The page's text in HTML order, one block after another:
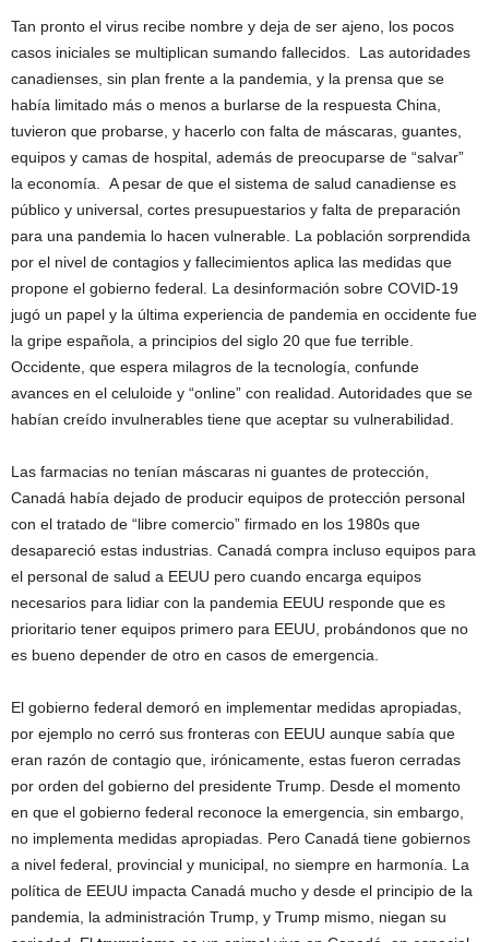
Tan pronto el virus recibe nombre y deja de ser ajeno, los pocos
casos iniciales se multiplican sumando fallecidos. Las autoridades
canadienses, sin plan frente a la pandemia, y la prensa que se
había limitado más o menos a burlarse de la respuesta China,
tuvieron que probarse, y hacerlo con falta de máscaras, guantes,
equipos y camas de hospital, además de preocuparse de “salvar”
la economía. A pesar de que el sistema de salud canadiense es
público y universal, cortes presupuestarios y falta de preparación
para una pandemia lo hacen vulnerable. La población sorprendida
por el nivel de contagios y fallecimientos aplica las medidas que
propone el gobierno federal. La desinformación sobre COVID-19
jugó un papel y la última experiencia de pandemia en occidente fue
la gripe española, a principios del siglo 20 que fue terrible.
Occidente, que espera milagros de la tecnología, confunde
avances en el celuloide y “online” con realidad. Autoridades que se
habían creído invulnerables tiene que aceptar su vulnerabilidad.
Las farmacias no tenían máscaras ni guantes de protección,
Canadá había dejado de producir equipos de protección personal
con el tratado de “libre comercio” firmado en los 1980s que
desapareció estas industrias. Canadá compra incluso equipos para
el personal de salud a EEUU pero cuando encarga equipos
necesarios para lidiar con la pandemia EEUU responde que es
prioritario tener equipos primero para EEUU, probándonos que no
es bueno depender de otro en casos de emergencia.
El gobierno federal demoró en implementar medidas apropiadas,
por ejemplo no cerró sus fronteras con EEUU aunque sabía que
eran razón de contagio que, irónicamente, estas fueron cerradas
por orden del gobierno del presidente Trump. Desde el momento
en que el gobierno federal reconoce la emergencia, sin embargo,
no implementa medidas apropiadas. Pero Canadá tiene gobiernos
a nivel federal, provincial y municipal, no siempre en harmonía. La
política de EEUU impacta Canadá mucho y desde el principio de la
pandemia, la administración Trump, y Trump mismo, niegan su